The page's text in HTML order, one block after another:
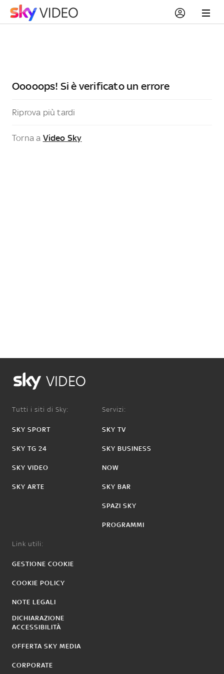
Ooooops! Si è verificato un errore
Riprova più tardi
Torna a Video Sky
VIDEO
Tutti i siti di Sky:
SKY SPORT
SKY TG 24
SKY VIDEO
SKY ARTE
Servizi:
SKY TV
SKY BUSINESS
NOW
SKY BAR
SPAZI SKY
PROGRAMMI
Link utili:
GESTIONE COOKIE
COOKIE POLICY
NOTE LEGALI
DICHIARAZIONE
ACCESSIBILITÀ
OFFERTA SKY MEDIA
CORPORATE